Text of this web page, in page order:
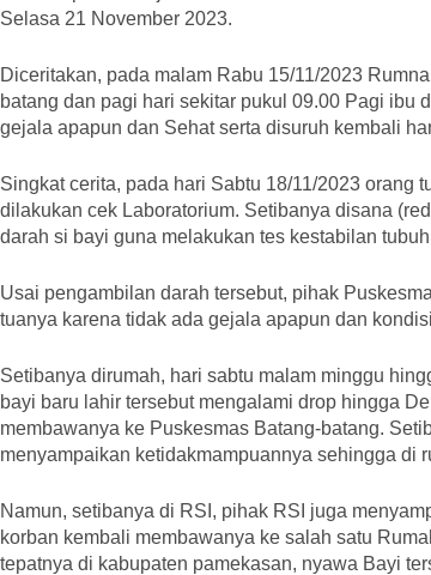
Selasa 21 November 2023.
Diceritakan, pada malam Rabu 15/11/2023
batang dan pagi hari sekitar pukul 09.00 Pagi ibu
gejala apapun dan Sehat serta disuruh kembali
Singkat cerita, pada hari Sabtu 18/11/2023 orang
dilakukan cek Laboratorium. Setibanya disana
darah si bayi guna melakukan tes kestabilan
Usai pengambilan darah tersebut, pihak
tuanya karena tidak ada gejala apapun dan
Setibanya dirumah, hari sabtu malam minggu
bayi baru lahir tersebut mengalami drop hingga
membawanya ke Puskesmas Batang-batang.
menyampaikan ketidakmampuannya sehingga di
Namun, setibanya di RSI, pihak RSI juga
korban kembali membawanya ke salah satu
tepatnya di kabupaten pamekasan, nyawa Bayi